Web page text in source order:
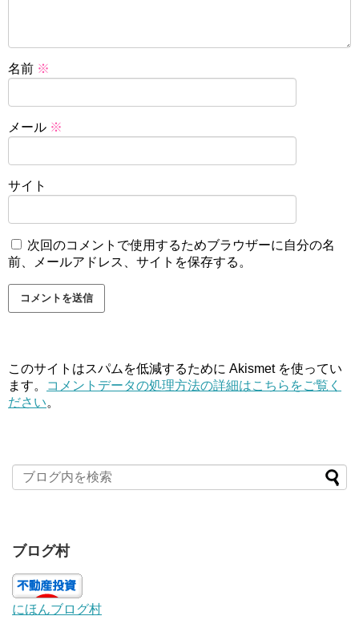
名前 ※
メール ※
サイト
次回のコメントで使用するためブラウザーに自分の名
前、メールアドレス、サイトを保存する。
このサイトはスパムを低減するために Akismet を使ってい
ます。
コメントデータの処理方法の詳細はこちらをご覧く
ださい。
ブログ村
にほんブログ村